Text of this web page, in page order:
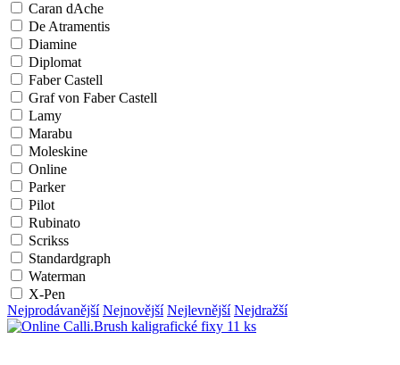
Caran dAche
De Atramentis
Diamine
Diplomat
Faber Castell
Graf von Faber Castell
Lamy
Marabu
Moleskine
Online
Parker
Pilot
Rubinato
Scrikss
Standardgraph
Waterman
X-Pen
Nejprodávanější Nejnovější Nejlevnější Nejdražší